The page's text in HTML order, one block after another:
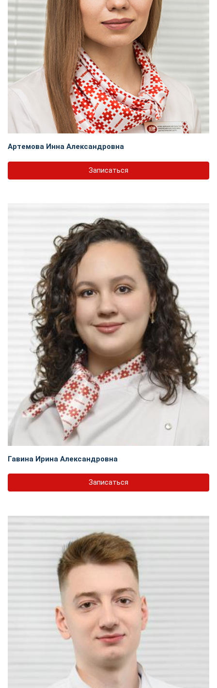
Артемова Инна Александровна
Записаться
Гавина Ирина Александровна
Записаться